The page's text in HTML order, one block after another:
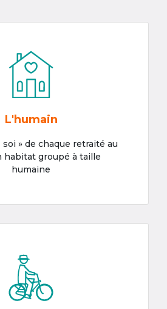
L'humain
soi » de chaque retraité au
habitat groupé à taille
humaine